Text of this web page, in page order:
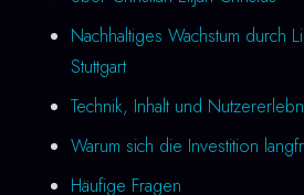
Nachhaltiges Wachstum durch
Stuttgart
Technik, Inhalt und
Warum sich die Investition
Häufige Fragen